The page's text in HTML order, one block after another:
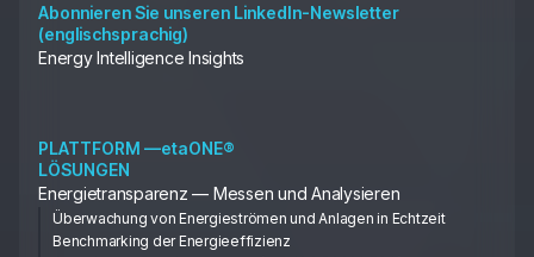
Abonnieren Sie unseren LinkedIn-Newsletter
(englischsprachig)
Energy Intelligence Insights
PLATTFORM —etaONE®
LÖSUNGEN
Energietransparenz — Messen und Analysieren
Überwachung von Energieströmen und Anlagen in Echtzeit
Benchmarking der Energieeffizienz